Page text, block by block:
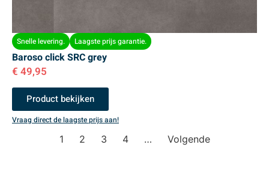
Snelle levering. Laagste prijs garantie.
Baroso click SRC grey
€ 49,95
Product bekijken
Vraag direct de laagste prijs aan!
1 2 3 4 … Volgende